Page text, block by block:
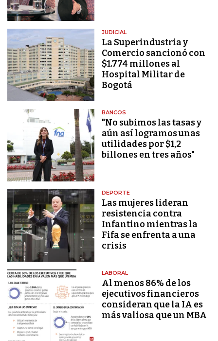
JUDICIAL
La Superindustria y
Comercio sancionó con
$1.774 millones al
Hospital Militar de
Bogotá
BANCOS
"No subimos las tasas y
aún así logramos unas
utilidades por $1,2
billones en tres años"
DEPORTE
Las mujeres lideran
resistencia contra
Infantino mientras la
Fifa se enfrenta a una
crisis
LABORAL
Al menos 86% de los
ejecutivos financieros
consideran que la IA es
más valiosa que un MBA